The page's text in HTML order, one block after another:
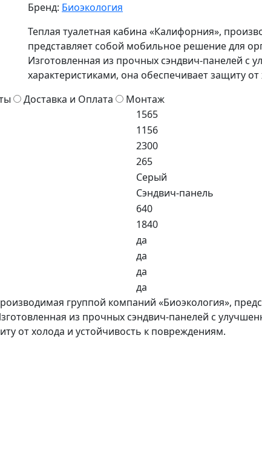
Бренд: Биоэкология
Теплая туалетная кабина «Калифорния»,
представляет собой мобильное решение для
Изготовленная из прочных сэндвич-панелей
характеристиками, она обеспечивает защиту
Доставка и Оплата
Монтаж
1565
1156
2300
265
Серый
Сэндвич-панель
640
1840
да
да
да
да
группой компаний «Биоэкология»,
из прочных сэндвич-панелей с
от холода и устойчивость к повреждениям.